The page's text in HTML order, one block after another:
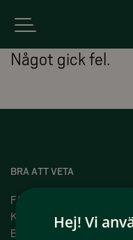
Något gick fel.
BRA ATT VETA
FAQ
Kundservice
Bokningsvillkor
Hej! Vi